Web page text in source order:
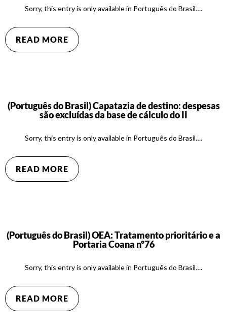
Sorry, this entry is only available in Português do Brasil….
READ MORE
(Português do Brasil) Capatazia de destino: despesas
são excluídas da base de cálculo do II
Sorry, this entry is only available in Português do Brasil….
READ MORE
(Português do Brasil) OEA: Tratamento prioritário e a
Portaria Coana nº76
Sorry, this entry is only available in Português do Brasil….
READ MORE